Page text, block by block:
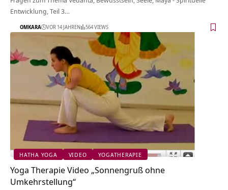
Entwicklung, Teil 3…
OMKARA VOR 14 JAHREN 564 VIEWS
HATHA YOGA VIDEO YOGATHERAPIE
Yoga Therapie Video „Sonnengruß ohne
Umkehrstellung“